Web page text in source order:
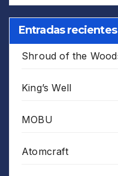
Entradas recientes
Shroud of the
King’s Well
MOBU
Atomcraft